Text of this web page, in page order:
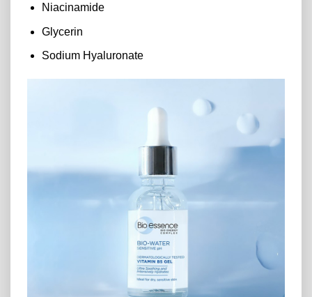
Niacinamide
Glycerin
Sodium Hyaluronate